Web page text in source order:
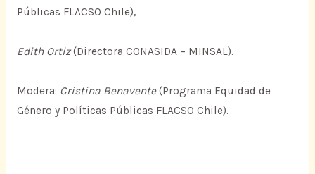
Públicas FLACSO Chile),
Edith Ortiz(Directora CONASIDA – MINSAL).
Modera: Cristina Benavente(Programa Equidad de
Género y Políticas Públicas FLACSO Chile).